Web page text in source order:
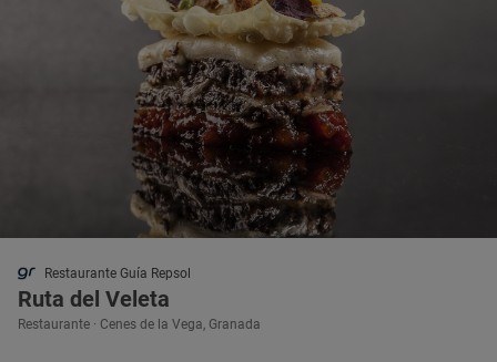
Restaurante Guía Repsol
Ruta del Veleta
Restaurante · Cenes de la Vega, Granada